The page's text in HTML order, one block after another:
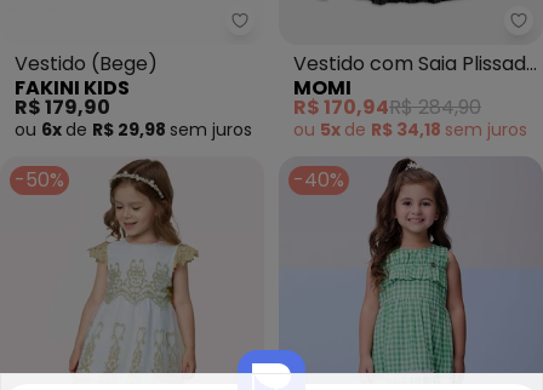
Fakini Kids - Vestido (Bege)
Vestido (Bege)
FAKINI KIDS
R$ 179,90
ou 6x de R$ 29,98 sem juros
Vestido com Saia Plissada
(Branco)
MOMI
R$ 170,94R$ 284,90
ou 5x de R$ 34,18 sem juros
-50% -40%